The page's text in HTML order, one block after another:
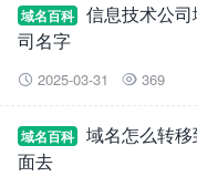
域名百科
信息技术公
司名字
 2025-03-31  369
域名百科
域名怎么转
面去